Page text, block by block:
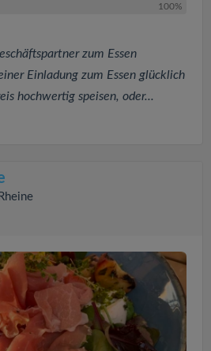
100%
zum Essen
Einladung zum Essen glücklich
hochwertig speisen, oder...